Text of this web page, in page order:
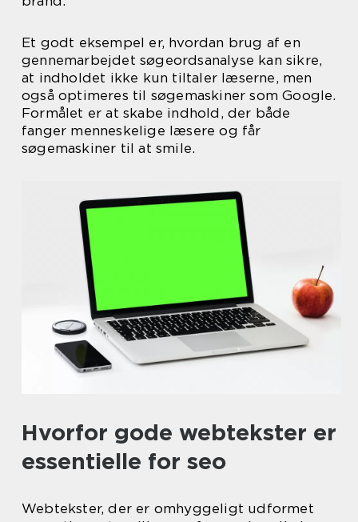
Et godt eksempel er, hvordan brug af en
gennemarbejdet søgeordsanalyse kan sikre,
at indholdet ikke kun tiltaler læserne, men
også optimeres til søgemaskiner som Google.
Formålet er at skabe indhold, der både
fanger menneskelige læsere og får
søgemaskiner til at smile.
Hvorfor gode webtekster er
essentielle for seo
Webtekster, der er omhyggeligt udformet